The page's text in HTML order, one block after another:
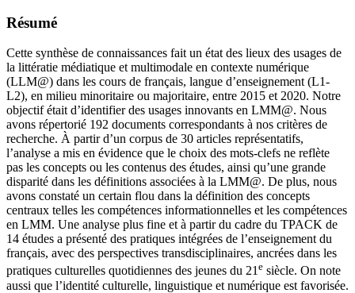
Résumé
Cette synthèse de connaissances fait un état des lieux des usages de
la littératie médiatique et multimodale en contexte numérique
(LLM@) dans les cours de français, langue d’enseignement (L1-
L2), en milieu minoritaire ou majoritaire, entre 2015 et 2020. Notre
objectif était d’identifier des usages innovants en LMM@. Nous
avons répertorié 192 documents correspondants à nos critères de
recherche. À partir d’un corpus de 30 articles représentatifs,
l’analyse a mis en évidence que le choix des mots-clefs ne reflète
pas les concepts ou les contenus des études, ainsi qu’une grande
disparité dans les définitions associées à la LMM@. De plus, nous
avons constaté un certain flou dans la définition des concepts
centraux telles les compétences informationnelles et les compétences
en LMM. Une analyse plus fine et à partir du cadre du TPACK de
14 études a présenté des pratiques intégrées de l’enseignement du
français, avec des perspectives transdisciplinaires, ancrées dans les
pratiques culturelles quotidiennes des jeunes du 21e siècle. On note
aussi que l’identité culturelle, linguistique et numérique est favorisée.